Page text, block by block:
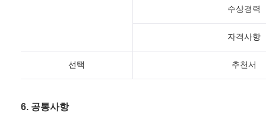
수상경력
자격사항
선택 추천서
6. 공통사항